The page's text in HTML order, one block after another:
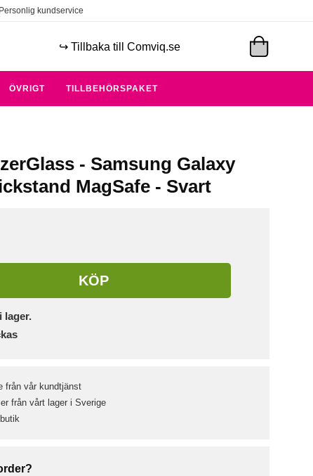
Personlig kundservice
↪️ Tillbaka till Comviq.se
ÖVRIGT TILLBEHÖRSPAKET
- Samsung Galaxy
MagSafe - Svart
KÖP
lager.
från vår kundtjänst
från vårt lager i Sverige